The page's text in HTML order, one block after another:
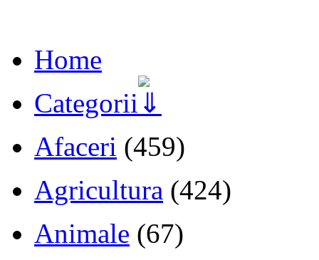
Home
Categorii
Afaceri (459)
Agricultura (424)
Animale (67)